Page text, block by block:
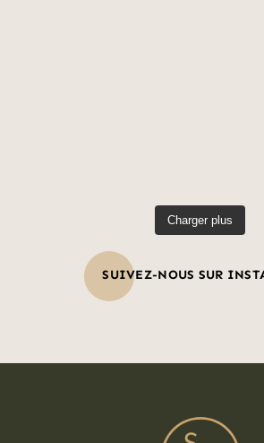
Charger plus
SUIVEZ-NOUS SUR